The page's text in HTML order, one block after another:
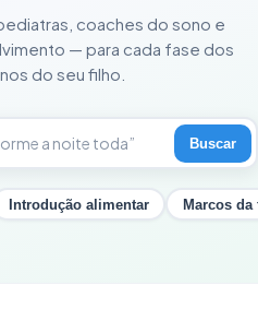
coaches do sono e
— para cada fase dos
do seu filho.
Buscar
Introdução alimentar Marcos da